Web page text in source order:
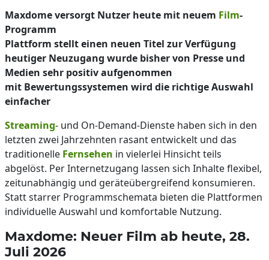
Maxdome versorgt Nutzer heute mit neuem Film-
Programm
Plattform stellt einen neuen Titel zur Verfügung
heutiger Neuzugang wurde bisher von Presse und
Medien sehr positiv aufgenommen
mit Bewertungssystemen wird die richtige Auswahl
einfacher
Streaming- und On-Demand-Dienste haben sich in den
letzten zwei Jahrzehnten rasant entwickelt und das
traditionelle Fernsehen in vielerlei Hinsicht teils
abgelöst. Per Internetzugang lassen sich Inhalte flexibel,
zeitunabhängig und geräteübergreifend konsumieren.
Statt starrer Programmschemata bieten die Plattformen
individuelle Auswahl und komfortable Nutzung.
Maxdome: Neuer Film ab heute, 28.
Juli 2026